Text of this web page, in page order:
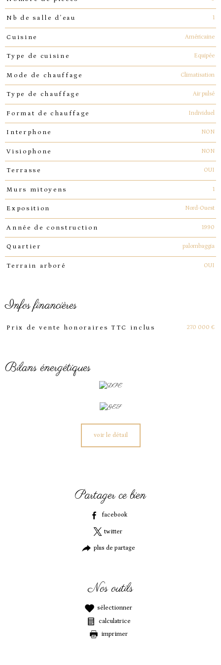
Nb de salle d'eau 1
Cuisine Américaine
Type de cuisine Equipée
Mode de chauffage Climatisation
Type de chauffage Air pulsé
Format de chauffage Individuel
Interphone NON
Visiophone NON
Terrasse OUI
Murs mitoyens 1
Exposition Nord-Ouest
Année de construction 1990
Quartier palombaggia
Terrain arboré OUI
infos financières
Caractéristiques Valeurs
Prix de vente honoraires TTC inclus 270 000 €
bilans énergétiques
voir le détail
partager ce bien
facebook
twitter
plus de partage
nos outils
sélectionner
calculatrice
imprimer